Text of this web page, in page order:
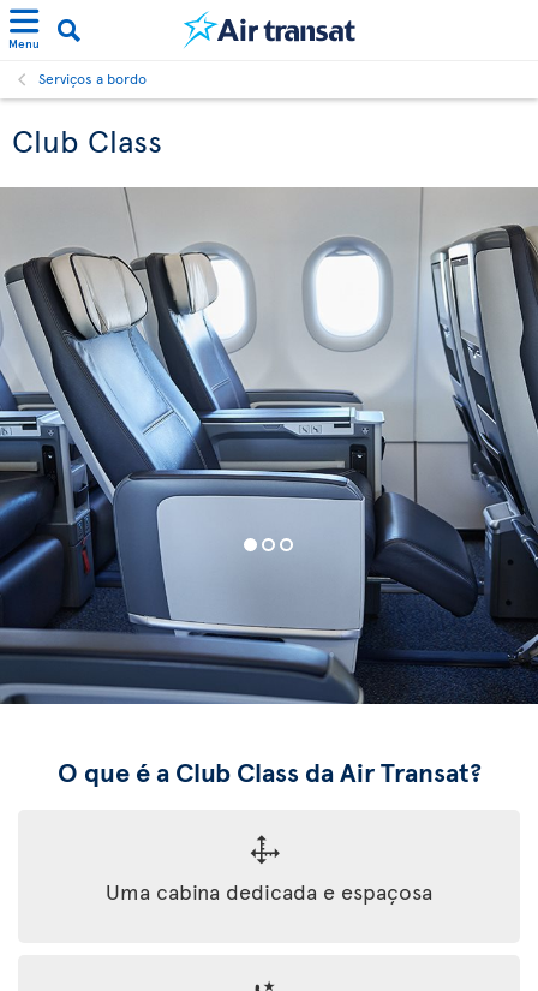
Menu
Serviços a bordo
Club Class
O que é a Club Class da Air Transat?
Uma cabina dedicada e espaçosa